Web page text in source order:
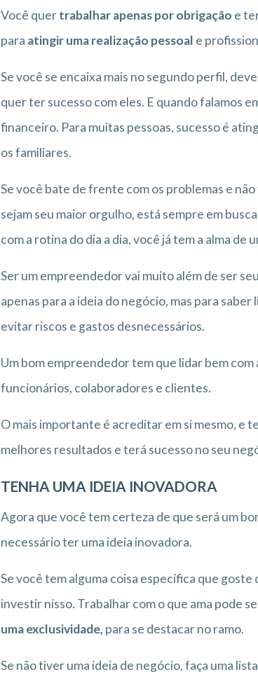
Você quertrabalhar apenas por obrigação e
para atingir uma realização pessoal e
Se você se encaixa mais no segundo perfil,
quer ter sucesso com eles. E quando falamos
financeiro. Para muitas pessoas, sucesso é
os familiares.
Se você bate de frente com os problemas e
sejam seu maior orgulho, está sempre em
com a rotina do dia a dia, você já tem a alma de
Ser um empreendedor vai muito além de ser
apenas para a ideia do negócio, mas para
evitar riscos e gastos desnecessários.
Um bom empreendedor tem que lidar bem
funcionários, colaboradores e clientes.
O mais importante é acreditar em si mesmo, e
melhores resultados e terá sucesso no seu
TENHA UMA IDEIA INOVADORA
Agora que você tem certeza de que será um
necessário ter uma ideia inovadora.
Se você tem alguma coisa específica que
investir nisso. Trabalhar com o que ama pode
uma exclusividade, para se destacar no ramo.
Se não tiver uma ideia de negócio, faça uma